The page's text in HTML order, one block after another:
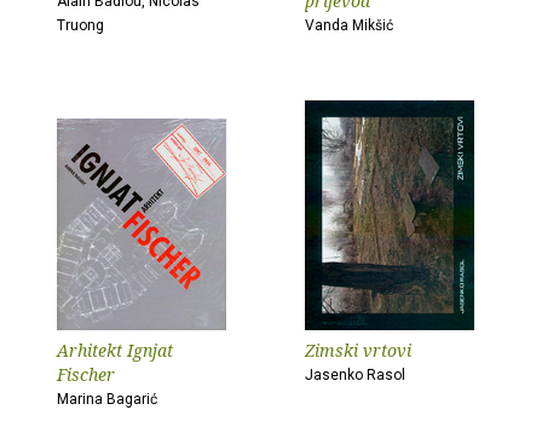
Truong
Vanda Mikšić
Arhitekt Ignjat
Fischer
Marina Bagarić
Zimski vrtovi
Jasenko Rasol